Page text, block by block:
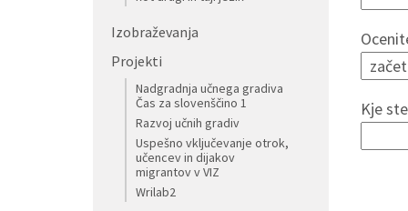
Izobraževanja
Projekti
Nadgradnja učnega gradiva
Čas za slovenščino 1
Razvoj učnih gradiv
Uspešno vključevanje otrok,
učencev in dijakov
migrantov v VIZ
Wrilab2
Kje